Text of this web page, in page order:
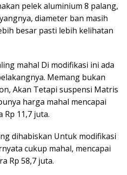
pelek aluminium 8 palang,
diameter ban masih
besar pasti lebih kelihatan
mahal Di modifikasi ini ada
Memang bukan
Akan Tetapi suspensi Matris
harga mahal mencapai
Rp 11,7 juta.
dihabiskan Untuk modifikasi
cukup mahal, mencapai
Rp 58,7 juta.